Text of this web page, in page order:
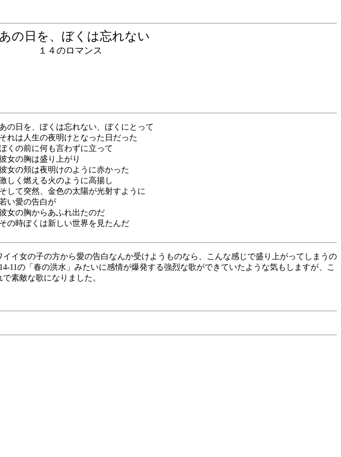
あの日を、ぼくは忘れない
１４のロマンス
あの日を、ぼくは忘れない、ぼくにとって
それは人生の夜明けとなった日だった
くの前に何も言わずに立って
女の胸は盛り上がり
女の頬は夜明けのように赤かった
しく燃える火のように高揚し
そして突然、金色の太陽が光射すように
若い愛の告白が
女の胸からあふれ出たのだ
その時ぼくは新しい世界を見たんだ
イ女の子の方から愛の告白なんか受けようものなら、こんな感じで盛り上がってしまうの
の「春の洪水」みたいに感情が爆発する強烈な歌ができていたような気もしますが、こ
素敵な歌になりました。